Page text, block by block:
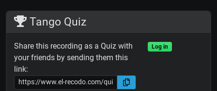
Tango Quiz
Share this recording as a Quiz with
your friends by sending them this
link:
Log in